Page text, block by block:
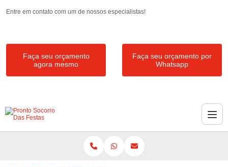
Entre em contato com um de nossos especialistas!
Faça seu orçamento
agora mesmo
Faça seu orçamento por
Whatsapp